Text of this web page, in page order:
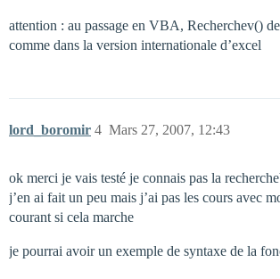
attention : au passage en VBA, Recherchev()
comme dans la version internationale d’excel
lord_boromir Mars 27, 2007, 12:43
4
ok merci je vais testé je connais pas la
j’en ai fait un peu mais j’ai pas les cours avec
courant si cela marche
je pourrai avoir un exemple de syntaxe de la